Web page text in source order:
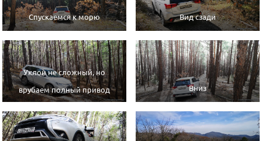
Спускаемся к морю Вид сзади
Уклон не сложный, но
врубаем полный привод
Вниз